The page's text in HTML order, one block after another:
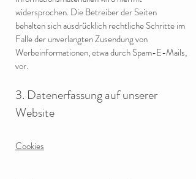
widersprochen. Die Betreiber der Seiten
behalten sich ausdrücklich rechtliche Schritte im
Falle der unverlangten Zusendung von
Werbeinformationen, etwa durch Spam-E-Mails,
vor.
3. Datenerfassung auf unserer
Website
Cookies